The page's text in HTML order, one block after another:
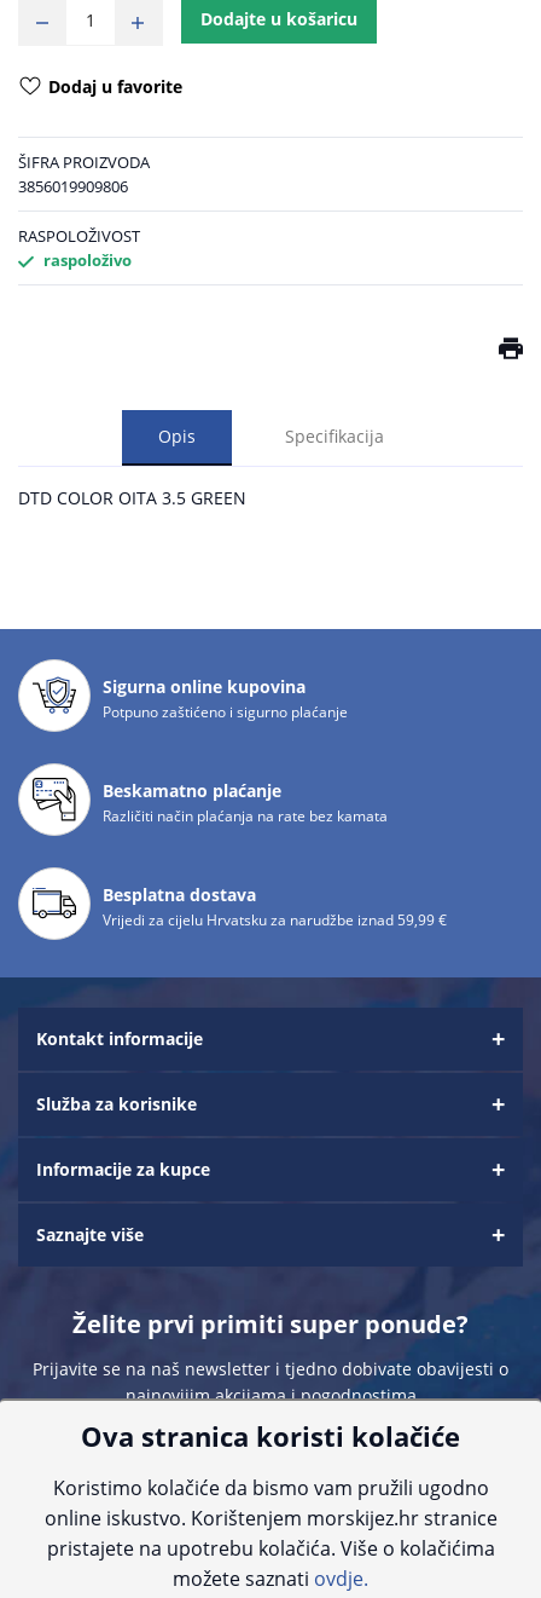
Dodajte u košaricu
Dodaj u favorite
ŠIFRA PROIZVODA
3856019909806
RASPOLOŽIVOST
raspoloživo
Opis Specifikacija
DTD COLOR OITA 3.5 GREEN
Sigurna online kupovina
Potpuno zaštićeno i sigurno plaćanje
Beskamatno plaćanje
Različiti način plaćanja na rate bez kamata
Besplatna dostava
Vrijedi za cijelu Hrvatsku za narudžbe iznad 59,99 €
Kontakt informacije
Služba za korisnike
Informacije za kupce
Saznajte više
Želite prvi primiti super ponude?
Prijavite se na naš newsletter i tjedno dobivate obavijesti o
najnovijim akcijama i pogodnostima
Sve navedene cijene sadrže PDV. Pokušavamo osigurati što preciznije
informacije, ali zbog tehnoloških ograničenja ne možemo garantirati potpunu
Ova stranica koristi kolačiće
Koristimo kolačiće da bismo vam pružili ugodno
online iskustvo. Korištenjem morskijez.hr stranice
pristajete na upotrebu kolačića. Više o kolačićima
možete saznati ovdje.